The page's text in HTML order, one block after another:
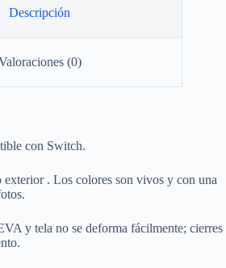
Descripción
(0)
con Switch.
exterior . Los colores son vivos y con una
y tela no se deforma fácilmente; cierres